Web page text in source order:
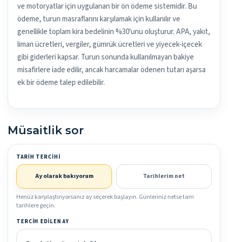
ve motoryatlar için uygulanan bir ön ödeme sistemidir. Bu
ödeme, turun masraflarını karşılamak için kullanılır ve
genellikle toplam kira bedelinin %30'unu oluşturur. APA, yakıt,
liman ücretleri, vergiler, gümrük ücretleri ve yiyecek-içecek
gibi giderleri kapsar. Turun sonunda kullanılmayan bakiye
misafirlere iade edilir, ancak harcamalar ödenen tutarı aşarsa
ek bir ödeme talep edilebilir.
Müsaitlik sor
TARIH TERCIHI
Ay olarak bakıyorum Tarihlerim net
Henüz karşılaştırıyorsanız ay seçerek başlayın. Günleriniz netse tam
tarihlere geçin.
TERCIH EDILEN AY